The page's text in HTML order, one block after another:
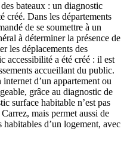
bateaux : un diagnostic
créé. Dans les départements
de se soumettre à un
à déterminer la présence de
les déplacements des
accessibilité a été créé : il est
accueillant du public.
d’un appartement ou
grâce au diagnostic de
surface habitable n’est pas
mais permet aussi de
d’un logement, avec